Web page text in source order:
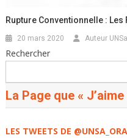
Rupture Conventionnelle :
20 mars 2020 Auteur
Rechercher
La Page que «
LES TWEETS DE